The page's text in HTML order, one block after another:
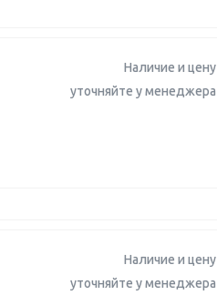
Наличие и цену
уточняйте у менеджера
Наличие и цену
уточняйте у менеджера